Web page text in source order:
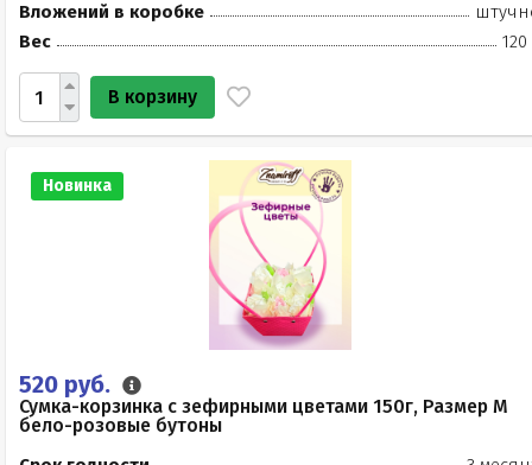
Вложений в коробке
Вес
120
В корзину
Новинка
520 руб.
Сумка-корзинка с зефирными цветами 150г, Размер М
бело-розовые бутоны